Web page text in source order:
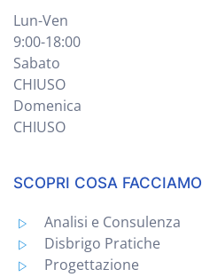
Lun-Ven
9:00-18:00
Sabato
CHIUSO
Domenica
CHIUSO
SCOPRI COSA FACCIAMO
Analisi e Consulenza
Disbrigo Pratiche
Progettazione